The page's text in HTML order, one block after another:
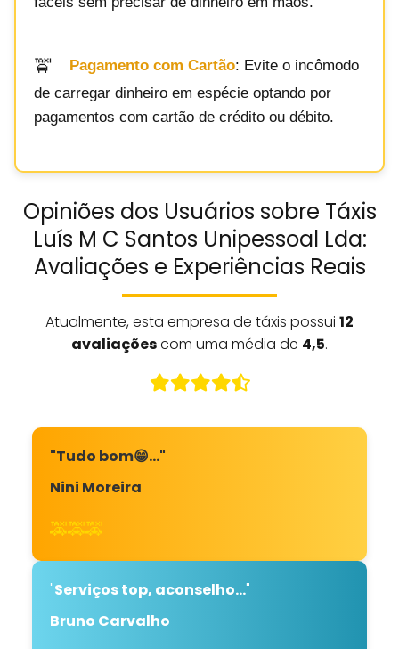
Pagamento com Cartão: Evite o incômodo
de carregar dinheiro em espécie optando por
pagamentos com cartão de crédito ou débito.
Opiniões dos Usuários sobre Táxis
Luís M C Santos Unipessoal Lda:
Avaliações e Experiências Reais
Atualmente, esta empresa de táxis possui 12
avaliaçõescom uma média de 4,5.
"Tudo bom😁…"
Nini Moreira
🚕🚕🚕
"Serviços top, aconselho..."
Bruno Carvalho